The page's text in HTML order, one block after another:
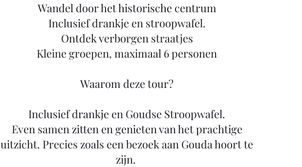
Wandel door het historische centrum
Inclusief drankje en stroopwafel.
Ontdek verborgen straatjes
Kleine groepen, maximaal 6 personen
Waarom deze tour?
Inclusief drankje en Goudse Stroopwafel.
Even samen zitten en genieten van het prachtige
uitzicht. Precies zoals een bezoek aan Gouda hoort te
zijn.